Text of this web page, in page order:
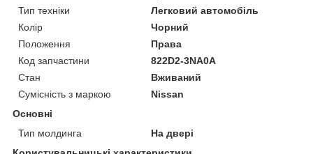
Тип техніки
Легковий автомобіль
Колір
Чорний
Положення
Права
Код запчастини
822D2-3NA0A
Стан
Вживаний
Сумісність з маркою
Nissan
Основні
Тип молдинга
На двері